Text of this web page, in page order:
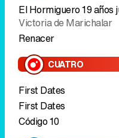
First Dates
First Dates
Código 10
TELECINCO
Fútbol: Mundial de clubes
Fluminense - Chelsea
La noche del gran show